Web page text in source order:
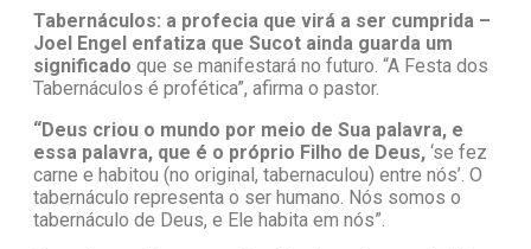
Tabernáculos: a profecia que virá a ser cumprida –
Joel Engel enfatiza que Sucot ainda guarda um
significado que se manifestará no futuro. “A Festa dos
Tabernáculos é profética”, afirma o pastor.
“Deus criou o mundo por meio de Sua palavra, e
essa palavra, que é o próprio Filho de Deus, ‘se fez
carne e habitou (no original, tabernaculou) entre nós’. O
tabernáculo representa o ser humano. Nós somos o
tabernáculo de Deus, e Ele habita em nós”.